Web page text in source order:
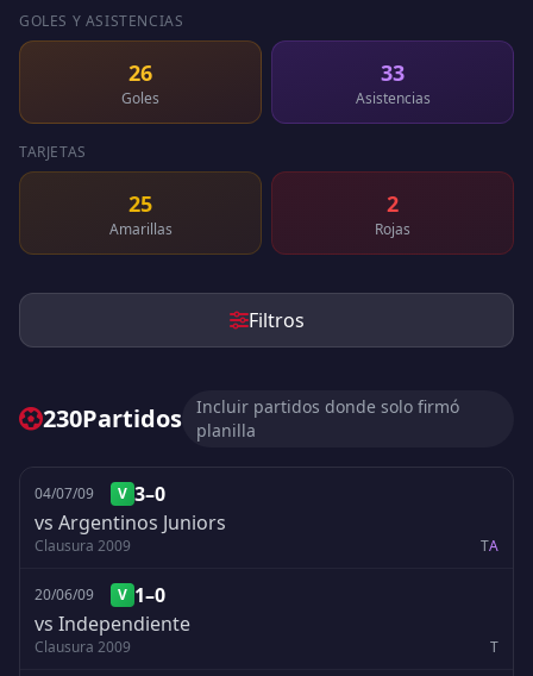
GOLES Y ASISTENCIAS
26
Goles
33
Asistencias
TARJETAS
25
Amarillas
2
Rojas
Filtros
230Partidos
Incluir partidos donde solo firmó
planilla
04/07/09 V 3–0
vs Argentinos Juniors
Clausura 2009 TA
20/06/09 V 1–0
vs Independiente
Clausura 2009 T